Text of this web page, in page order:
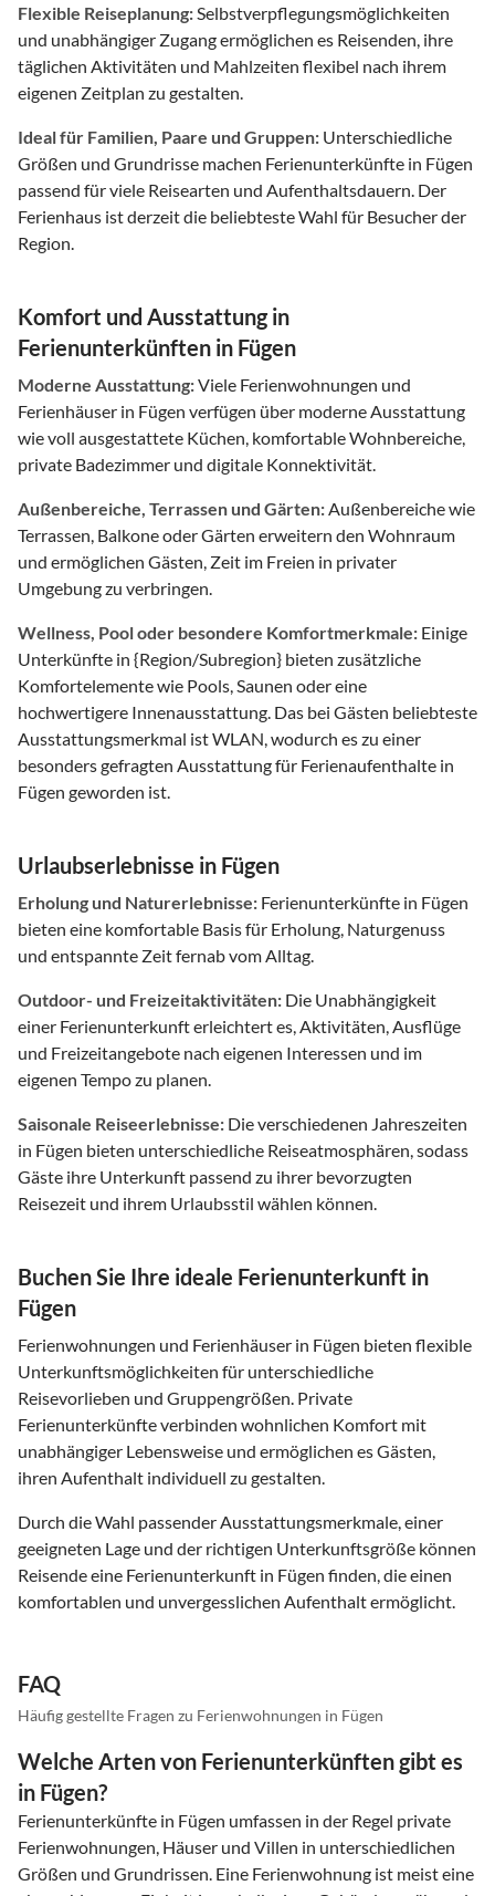
Flexible Reiseplanung: Selbstverpflegungsmöglichkeiten
und unabhängiger Zugang ermöglichen es Reisenden, ihre
täglichen Aktivitäten und Mahlzeiten flexibel nach ihrem
eigenen Zeitplan zu gestalten.
Ideal für Familien, Paare und Gruppen: Unterschiedliche
Größen und Grundrisse machen Ferienunterkünfte in Fügen
passend für viele Reisearten und Aufenthaltsdauern. Der
Ferienhaus ist derzeit die beliebteste Wahl für Besucher der
Region.
Komfort und Ausstattung in
Ferienunterkünften in Fügen
Moderne Ausstattung:Viele Ferienwohnungen und
Ferienhäuser in Fügen verfügen über moderne Ausstattung
wie voll ausgestattete Küchen, komfortable Wohnbereiche,
private Badezimmer und digitale Konnektivität.
Außenbereiche, Terrassen und Gärten: Außenbereiche wie
Terrassen, Balkone oder Gärten erweitern den Wohnraum
und ermöglichen Gästen, Zeit im Freien in privater
Umgebung zu verbringen.
Wellness, Pool oder besondere Komfortmerkmale: Einige
Unterkünfte in {Region/Subregion} bieten zusätzliche
Komfortelemente wie Pools, Saunen oder eine
hochwertigere Innenausstattung. Das bei Gästen beliebteste
Ausstattungsmerkmal ist WLAN, wodurch es zu einer
besonders gefragten Ausstattung für Ferienaufenthalte in
Fügen geworden ist.
Urlaubserlebnisse in Fügen
Erholung und Naturerlebnisse: Ferienunterkünfte in Fügen
bieten eine komfortable Basis für Erholung, Naturgenuss
und entspannte Zeit fernab vom Alltag.
Outdoor- und Freizeitaktivitäten: Die Unabhängigkeit
einer Ferienunterkunft erleichtert es, Aktivitäten, Ausflüge
und Freizeitangebote nach eigenen Interessen und im
eigenen Tempo zu planen.
Saisonale Reiseerlebnisse: Die verschiedenen Jahreszeiten
in Fügen bieten unterschiedliche Reiseatmosphären, sodass
Gäste ihre Unterkunft passend zu ihrer bevorzugten
Reisezeit und ihrem Urlaubsstil wählen können.
Buchen Sie Ihre ideale Ferienunterkunft in
Fügen
Ferienwohnungen und Ferienhäuser in Fügen bieten flexible
Unterkunftsmöglichkeiten für unterschiedliche
Reisevorlieben und Gruppengrößen. Private
Ferienunterkünfte verbinden wohnlichen Komfort mit
unabhängiger Lebensweise und ermöglichen es Gästen,
ihren Aufenthalt individuell zu gestalten.
Durch die Wahl passender Ausstattungsmerkmale, einer
geeigneten Lage und der richtigen Unterkunftsgröße können
Reisende eine Ferienunterkunft in Fügen finden, die einen
komfortablen und unvergesslichen Aufenthalt ermöglicht.
FAQ
Häufig gestellte Fragen zu Ferienwohnungen in Fügen
Welche Arten von Ferienunterkünften gibt es
in Fügen?
Ferienunterkünfte in Fügen umfassen in der Regel private
Ferienwohnungen, Häuser und Villen in unterschiedlichen
Größen und Grundrissen. Eine Ferienwohnung ist meist eine